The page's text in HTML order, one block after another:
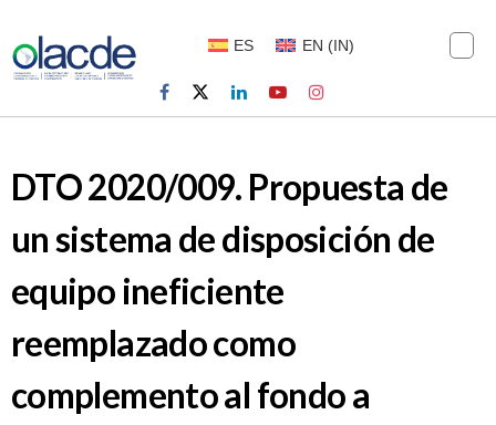
ES EN (IN)
DTO 2020/009. Propuesta de
un sistema de disposición de
equipo ineficiente
reemplazado como
complemento al fondo a